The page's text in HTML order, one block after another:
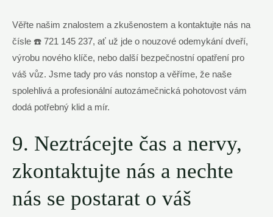
Věřte našim znalostem a zkušenostem a kontaktujte nás na
čísle ☎️ 721 145 237, ať už jde o nouzové odemykání dveří,
výrobu nového klíče, nebo další bezpečnostní opatření pro
váš vůz. Jsme tady pro vás nonstop a věříme, že naše
spolehlivá a profesionální autozámečnická pohotovost vám
dodá potřebný klid a mír.
9. Neztrácejte čas a nervy,
zkontaktujte nás a nechte
nás se postarat o váš